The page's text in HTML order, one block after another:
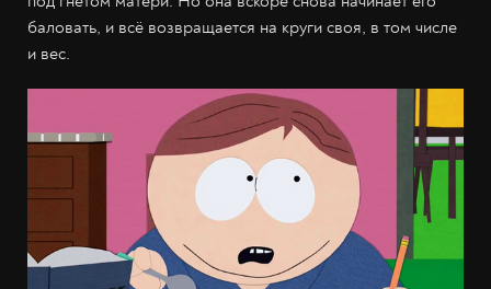
баловать, и всё возвращается на круги своя, в том числе
и вес.